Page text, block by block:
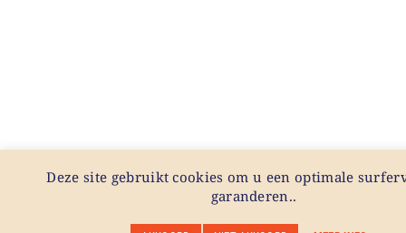
Deze site gebruikt cookies om u een optimale
garanderen..